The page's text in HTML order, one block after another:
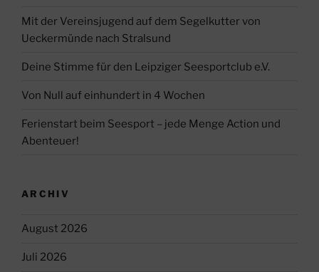
Mit der Vereinsjugend auf dem Segelkutter von
Ueckermünde nach Stralsund
Deine Stimme für den Leipziger Seesportclub e.V.
Von Null auf einhundert in 4 Wochen
Ferienstart beim Seesport – jede Menge Action und
Abenteuer!
ARCHIV
August 2026
Juli 2026